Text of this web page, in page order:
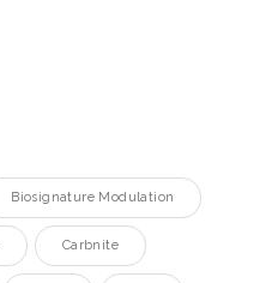
Biosignature Modulation
Carbnite